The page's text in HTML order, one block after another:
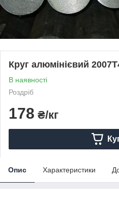
Круг алюмінієвий
В наявності
Роздріб
178 ₴/кг
Опис Характеристики